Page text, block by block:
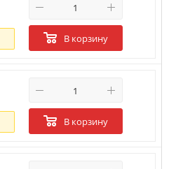
В корзину
В корзину